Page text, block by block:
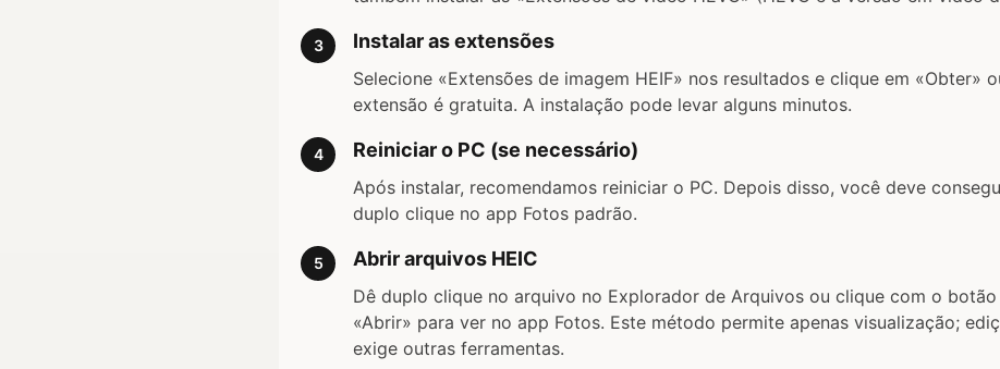
3 Instalar as extensões
Selecione «Extensões de imagem HEIF» nos resultados e clique em «Obter»
extensão é gratuita. A instalação pode levar alguns minutos.
4 Reiniciar o PC (se necessário)
Após instalar, recomendamos reiniciar o PC. Depois disso, você deve
duplo clique no app Fotos padrão.
5 Abrir arquivos HEIC
Dê duplo clique no arquivo no Explorador de Arquivos ou clique com o
«Abrir» para ver no app Fotos. Este método permite apenas visualização;
exige outras ferramentas.